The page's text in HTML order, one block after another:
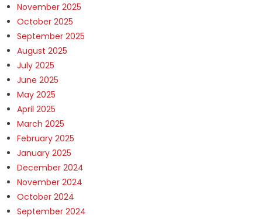
November 2025
October 2025
September 2025
August 2025
July 2025
June 2025
May 2025
April 2025
March 2025
February 2025
January 2025
December 2024
November 2024
October 2024
September 2024